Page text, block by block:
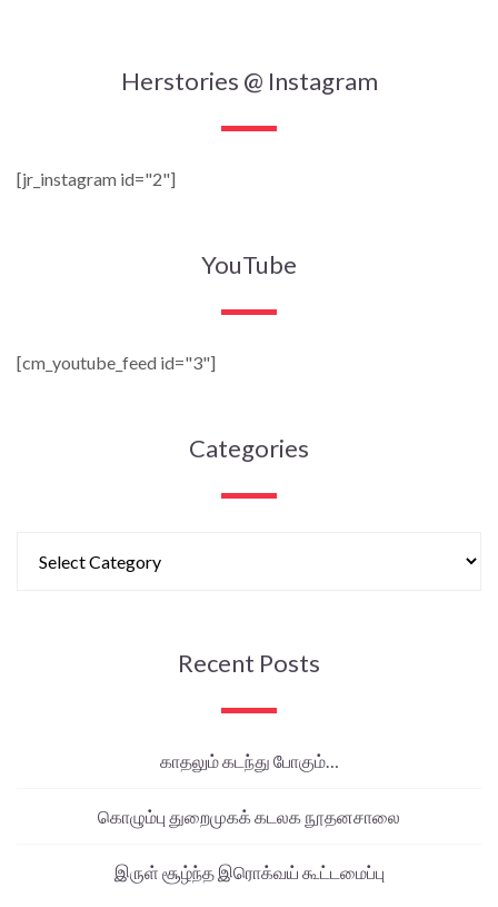
Herstories @ Instagram
[jr_instagram id="2"]
YouTube
[cm_youtube_feed id="3"]
Categories
Recent Posts
காதலும் கடந்து போகும்…
கொழும்பு துறைமுகக் கடலக நூதனசாலை
இருள் சூழ்ந்த இரொக்வய் கூட்டமைப்பு